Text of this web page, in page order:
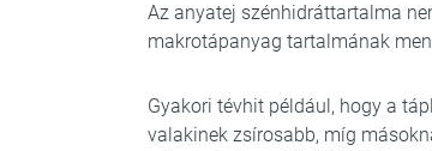
Az anyatej szénhidráttartalma
makrotápanyag tartalmának
Gyakori tévhit például, hogy a
valakinek zsírosabb, míg